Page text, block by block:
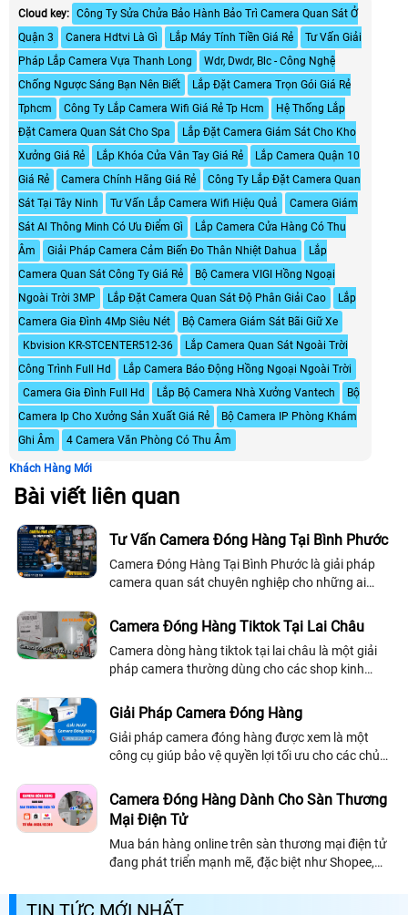
Cloud key: Công Ty Sửa Chửa Bảo Hành Bảo Trì Camera Quan Sát Ở
Quận 3
Canera Hdtvi Là Gì Lắp Máy Tính Tiền Giá Rẻ
Tư Vấn Giải
Pháp Lắp Camera Vựa Thanh Long
Wdr, Dwdr, Blc - Công Nghệ
Chống Ngược Sáng Bạn Nên Biết
Lắp Đặt Camera Trọn Gói Giá Rẻ
Tphcm
Công Ty Lắp Camera Wifi Giá Rẻ Tp Hcm
Hệ Thống Lắp
Đặt Camera Quan Sát Cho Spa
Lắp Đặt Camera Giám Sát Cho Kho
Xưởng Giá Rẻ
Lắp Khóa Cửa Vân Tay Giá Rẻ
Lắp Camera Quận 10
Giá Rẻ
Camera Chính Hãng Giá Rẻ
Công Ty Lắp Đặt Camera Quan
Sát Tại Tây Ninh
Tư Vấn Lắp Camera Wifi Hiệu Quả
Camera Giám
Sát Al Thông Minh Có Ưu Điểm Gì
Lắp Camera Cửa Hàng Có Thu
Âm
Giải Pháp Camera Cảm Biến Đo Thân Nhiệt Dahua
Lắp
Camera Quan Sát Công Ty Giá Rẻ
Bộ Camera VIGI Hồng Ngoại
Ngoài Trời 3MP
Lắp Đặt Camera Quan Sát Độ Phân Giải Cao
Lắp
Camera Gia Đình 4Mp Siêu Nét
Bộ Camera Giám Sát Bãi Giữ Xe
Kbvision KR-STCENTER512-36
Lắp Camera Quan Sát Ngoài Trời
Công Trình Full Hd
Lắp Camera Báo Động Hồng Ngoại Ngoài Trời
Camera Gia Đình Full Hd
Lắp Bộ Camera Nhà Xưởng Vantech
Bộ
Camera Ip Cho Xưởng Sản Xuất Giá Rẻ
Bộ Camera IP Phòng Khám
Ghi Âm
4 Camera Văn Phòng Có Thu Âm
Khách Hàng Mới
Bài viết liên quan
Tư Vấn Camera Đóng Hàng Tại Bình Phước
Camera Đóng Hàng Tại Bình Phước là giải pháp
camera quan sát chuyên nghiệp cho những ai
hoàn hàng, tráo hàng trong quá trình vận chuyển
mà không có bằng chứng từ camera kiến chủ shop
kinh doanh thất thoát rất nhiều mà không hề hay
biết
Camera Đóng Hàng Tiktok Tại Lai Châu
Camera dòng hàng tiktok tại lai châu là một giải
pháp camera thường dùng cho các shop kinh
theo camera có thể nhìn rõ mã vận đơn của đơn
hàng và quá trình đóng gói hàng hóa, tích hợp
phần mềm quản lý mã vận đơn có thể tải video
trực tiếp theo mã vận đơn
Giải Pháp Camera Đóng Hàng
Giải pháp camera đóng hàng được xem là một
công cụ giúp bảo vệ quyền lợi tối ưu cho các chủ
nghiệp logistics. Đây không chỉ là camera giám...
Camera Đóng Hàng Dành Cho Sàn Thương
Mại Điện Tử
Mua bán hàng online trên sàn thương mại điện tử
đang phát triển mạnh mẽ, đặc biệt như Shopee,
soát quy trình đóng gói hàng hóa trở nên cực kỳ
TIN TỨC MỚI NHẤT